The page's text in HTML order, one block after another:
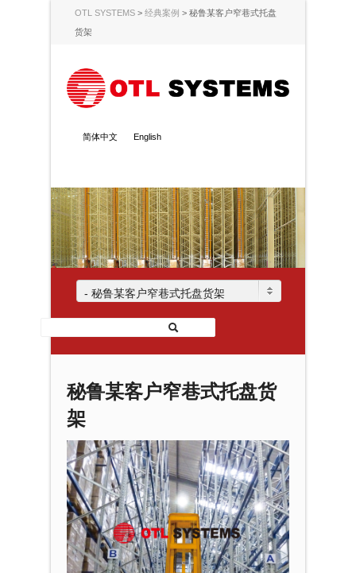
OTL SYSTEMS > 经典案例 > 秘鲁某客户窄巷式托盘
货架
简体中文 English
- 秘鲁某客户窄巷式托盘货架
秘鲁某客户窄巷式托盘货
架